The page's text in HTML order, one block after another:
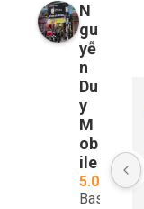
N
gu
yễ
n
Du
y
M
ob
ile
5.0
Based